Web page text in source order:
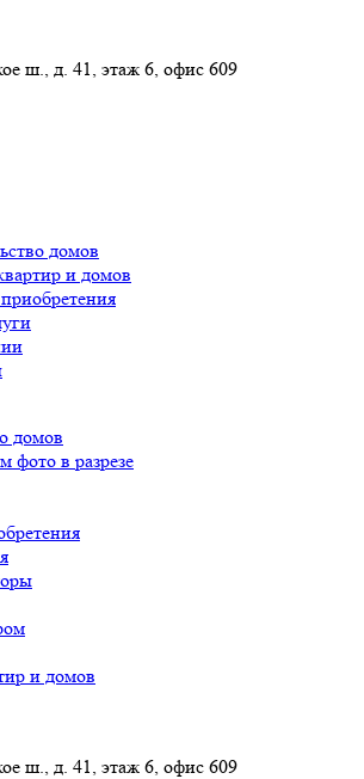
ш., д. 41, этаж 6, офис 609
домов
и домов
домов
фото в разрезе
и домов
ш., д. 41, этаж 6, офис 609